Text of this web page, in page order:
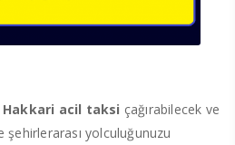
Hakkari acil taksi çağırabilecek ve
yolculuğunuzu